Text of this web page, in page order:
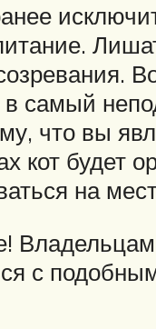
в самый
что вы
кот будет
на
с